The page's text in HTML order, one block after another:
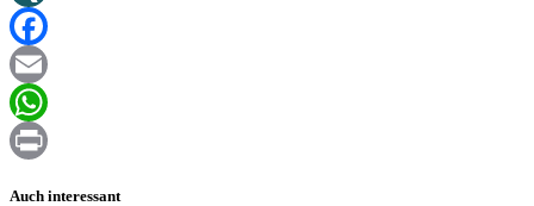
XING
Facebook
Email
WhatsApp
Auch interessant